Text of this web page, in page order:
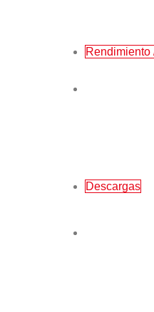
Rendimiento
Descargas